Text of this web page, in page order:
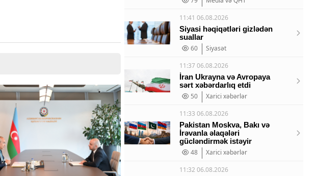
11:41 06.08.2026
Siyasi həqiqətləri gizlədən
suallar
60
Siyasət
11:37 06.08.2026
İran Ukrayna və Avropaya
sərt xəbərdarlıq etdi
50
Xarici xəbərlər
11:33 06.08.2026
Pakistan Moskva, Bakı və
İrəvanla əlaqələri
gücləndirmək istəyir
48
Xarici xəbərlər
11:32 06.08.2026